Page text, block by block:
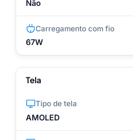
Não
Carregamento com fio
67W
Tela
Tipo de tela
AMOLED